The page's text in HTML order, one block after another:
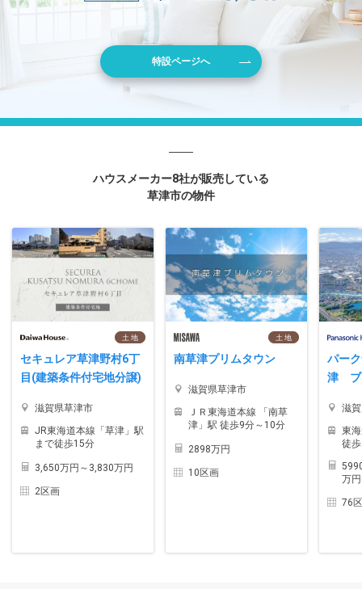
特設ページへ
ハウスメーカー8社が販売している
草津市の物件
土 地
セキュレア草津野村6丁
目(建築条件付宅地分譲)
滋賀県草津市
JR東海道本線「草津」駅
まで徒歩15分
3,650万円～3,830万円
2区画
土 地
南草津プリムタウン
滋賀県草津市
ＪＲ東海道本線 「南草
津」駅 徒歩9分～10分
2898万円
10区画
パー
津 ブ
滋
東
徒
万
76